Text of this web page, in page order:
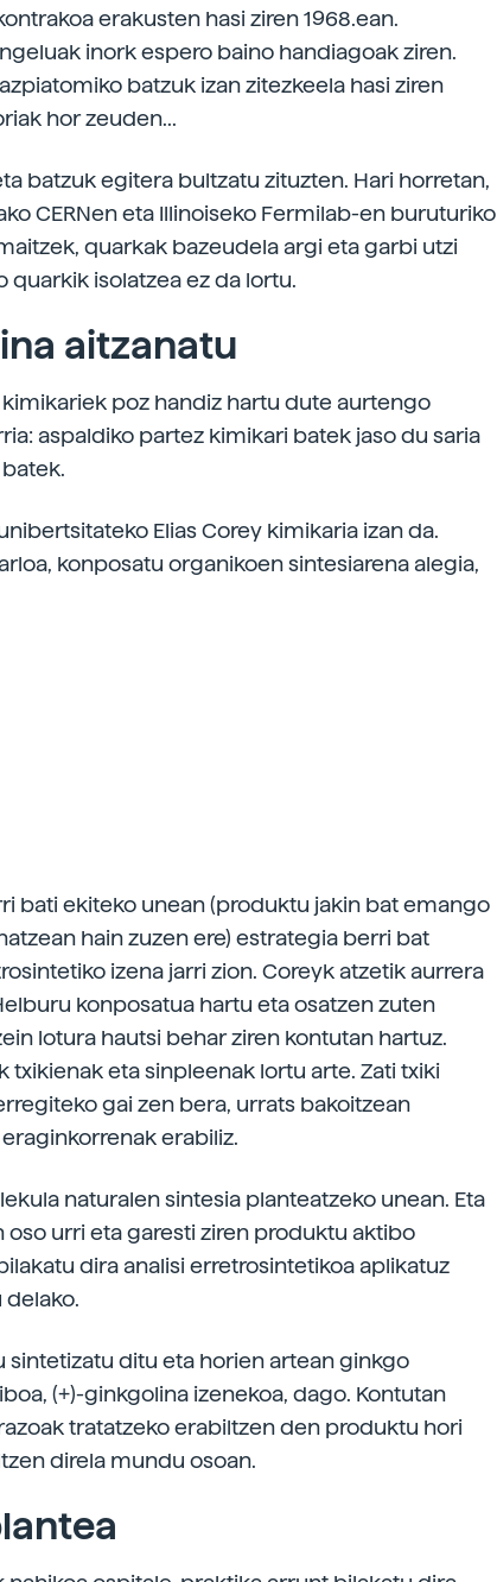
erakusten hasi ziren 1968.ean.
inork espero baino handiagoak ziren.
batzuk izan zitezkeela hasi ziren
hor zeuden...
batzuk egitera bultzatu zituzten. Hari horretan,
CERNen eta Illinoiseko Fermilab-en buruturiko
quarkak bazeudela argi eta garbi utzi
quarkik isolatzea ez da lortu.
aitzanatu
poz handiz hartu dute aurtengo
aspaldiko partez kimikari batek jaso du saria
Elias Corey kimikaria izan da.
konposatu organikoen sintesiarena alegia,
bati ekiteko unean (produktu jakin bat emango
hain zuzen ere) estrategia berri bat
izena jarri zion. Coreyk atzetik aurrera
konposatua hartu eta osatzen zuten
lotura hautsi behar ziren kontutan hartuz.
txikienak eta sinpleenak lortu arte. Zati txiki
gai zen bera, urrats bakoitzean
erabiliz.
naturalen sintesia planteatzeko unean. Eta
oso urri eta garesti ziren produktu aktibo
dira analisi erretrosintetikoa aplikatuz
delako.
sintetizatu ditu eta horien artean ginkgo
(+)-ginkgolina izenekoa, dago. Kontutan
tratatzeko erabiltzen den produktu hori
direla mundu osoan.